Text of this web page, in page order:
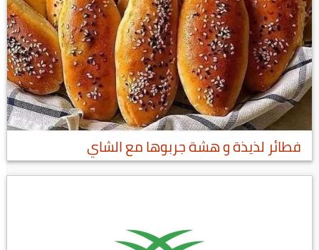
فطائر لذيذة و هشة جربوها مع الشاي